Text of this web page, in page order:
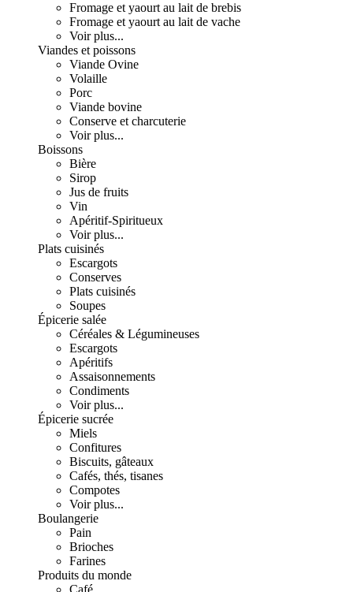
Fromage et yaourt au lait de brebis
Fromage et yaourt au lait de vache
Voir plus...
Viandes et poissons
Viande Ovine
Volaille
Porc
Viande bovine
Conserve et charcuterie
Voir plus...
Boissons
Bière
Sirop
Jus de fruits
Vin
Apéritif-Spiritueux
Voir plus...
Plats cuisinés
Escargots
Conserves
Plats cuisinés
Soupes
Épicerie salée
Céréales & Légumineuses
Escargots
Apéritifs
Assaisonnements
Condiments
Voir plus...
Épicerie sucrée
Miels
Confitures
Biscuits, gâteaux
Cafés, thés, tisanes
Compotes
Voir plus...
Boulangerie
Pain
Brioches
Farines
Produits du monde
Café